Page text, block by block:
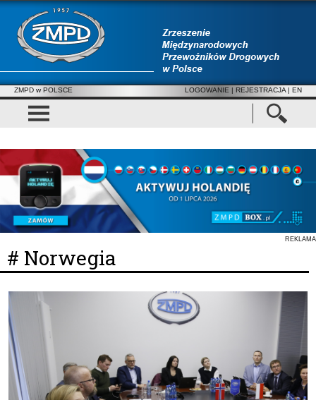
ZMPD w POLSCE LOGOWANIE | REJESTRACJA | EN
REKLAMA
# Norwegia